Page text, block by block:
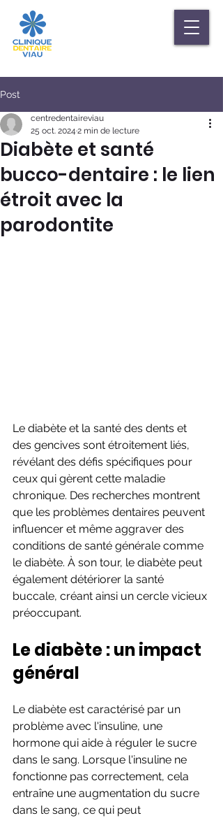
Post
Diabète et santé
bucco-dentaire : le lien
étroit avec la
parodontite
centredentaireviau
25 oct. 2024 2 min de lecture
Le diabète et la santé des dents et
des gencives sont étroitement liés,
révélant des défis spécifiques pour
ceux qui gèrent cette maladie
chronique. Des recherches montrent
que les problèmes dentaires peuvent
influencer et même aggraver des
conditions de santé générale comme
le diabète. À son tour, le diabète peut
également détériorer la santé
buccale, créant ainsi un cercle vicieux
préoccupant.
Le diabète : un impact
général
Le diabète est caractérisé par un
problème avec l'insuline, une
hormone qui aide à réguler le sucre
dans le sang. Lorsque l'insuline ne
fonctionne pas correctement, cela
entraîne une augmentation du sucre
dans le sang, ce qui peut